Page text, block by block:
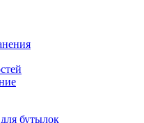
бутылок